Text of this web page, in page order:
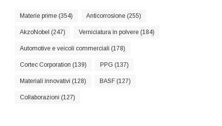
Materie prime (354) Anticorrosione (255)
AkzoNobel (247) Verniciatura in polvere (184)
Automotive e veicoli commerciali (178)
Cortec Corporation (139) PPG (137)
Materiali innovativi (128) BASF (127)
Collaborazioni (127)